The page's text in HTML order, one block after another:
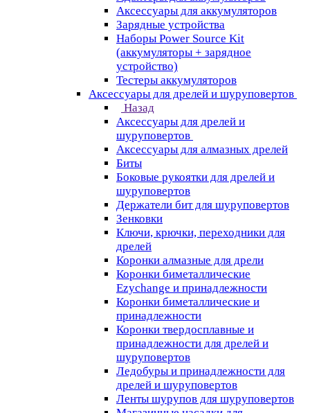
Аксессуары для аккумуляторов
Зарядные устройства
Наборы Power Source Kit
(аккумуляторы + зарядное
устройство)
Тестеры аккумуляторов
Аксессуары для дрелей и шуруповертов
Назад
Аксессуары для дрелей и
шуруповертов
Аксессуары для алмазных дрелей
Биты
Боковые рукоятки для дрелей и
шуруповертов
Держатели бит для шуруповертов
Зенковки
Ключи, крючки, переходники для
дрелей
Коронки алмазные для дрели
Коронки биметаллические
Ezychange и принадлежности
Коронки биметаллические и
принадлежности
Коронки твердосплавные и
принадлежности для дрелей и
шуруповертов
Ледобуры и принадлежности для
дрелей и шуруповертов
Ленты шурупов для шуруповертов